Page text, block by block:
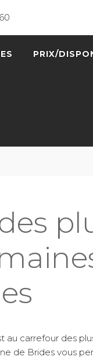
PRIX/
au carrefour des
de Brides vous